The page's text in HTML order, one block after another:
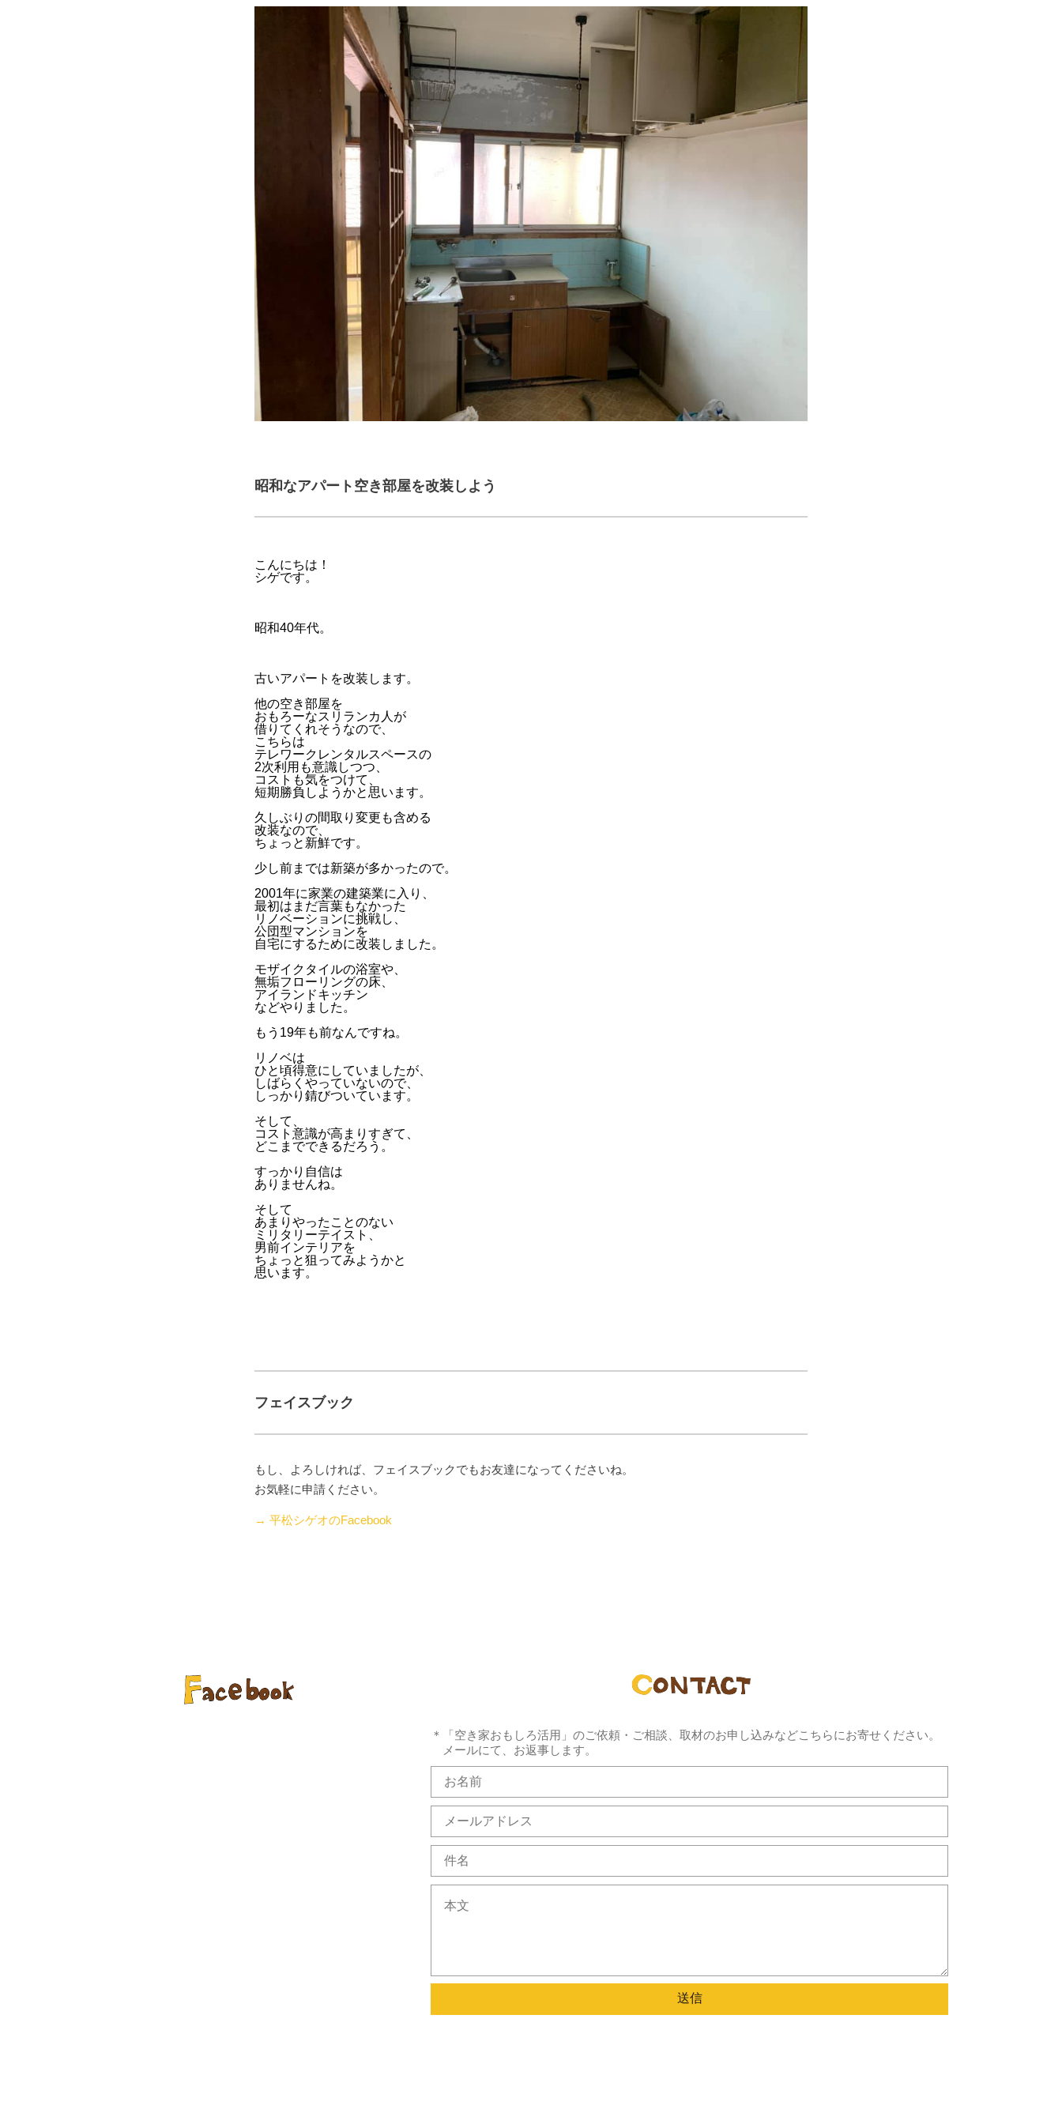
昭和なアパート空き部屋を改装しよう
こんにちは！
シゲです。
昭和40年代。
古いアパートを改装します。
他の空き部屋を
おもろーなスリランカ人が
借りてくれそうなので、
こちらは
テレワークレンタルスペースの
2次利用も意識しつつ、
コストも気をつけて、
短期勝負しようかと思います。
久しぶりの間取り変更も含める
改装なので、
ちょっと新鮮です。
少し前までは新築が多かったので。
2001年に家業の建築業に入り、
最初はまだ言葉もなかった
リノベーションに挑戦し、
公団型マンションを
自宅にするために改装しました。
モザイクタイルの浴室や、
無垢フローリングの床、
アイランドキッチン
などやりました。
もう19年も前なんですね。
リノベは
ひと頃得意にしていましたが、
しばらくやっていないので、
しっかり錆びついています。
そして、
コスト意識が高まりすぎて、
どこまでできるだろう。
すっかり自信は
ありませんね。
そして
あまりやったことのない
ミリタリーテイスト、
男前インテリアを
ちょっと狙ってみようかと
思います。
フェイスブック
もし、よろしければ、フェイスブックでもお友達になってくださいね。
お気軽に申請ください。
→ 平松シゲオのFacebook
＊「空き家おもしろ活用」のご依頼・ご相談、取材のお申し込みなどこちらにお寄せください。
メールにて、お返事します。